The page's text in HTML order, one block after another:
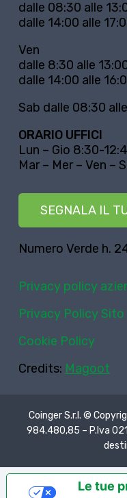
dalle 08:30 alle
dalle 14:00 alle
Ven
dalle 8:30 alle
dalle 14:00 alle
Sab dalle 08:30
ORARIO UFFICI
Lun – Gio 8:30-
Mar – Mer – Ven –
SEGNALA IL
Numero Verde h.
Privacy policy
Privacy Policy Sito
Cookie Policy
Credits: Magoot
Coinger S.r.l. ©
984.480,85 – P.Iva
Le tue